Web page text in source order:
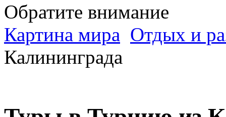
Обратите внимание
Картина мира Отдых и
Калининграда